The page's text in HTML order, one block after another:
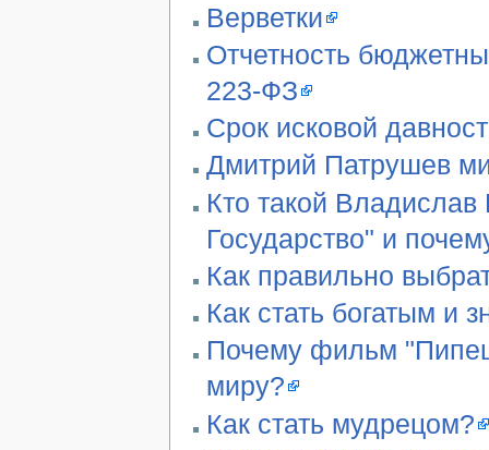
Верветки
Отчетность
223-ФЗ
Срок исковой
Дмитрий Патрушев
Кто такой
Государство" и
Как правильно
Как стать богатым и
Почему фильм
миру?
Как стать мудрецом?